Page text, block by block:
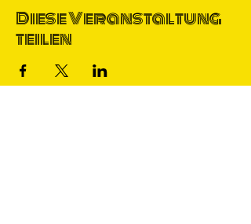
Diese Veranstaltung
teilen